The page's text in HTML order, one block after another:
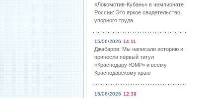
«Локомотив-Кубань» в чемпионате
России: Это яркое свидетельство
упорного труда
15/06/2026 14:11
Джабаров: Мы написали историю и
принесли первый титул
«Краснодару-ЮМР» и всему
Краснодарскому краю
15/06/2026 12:39